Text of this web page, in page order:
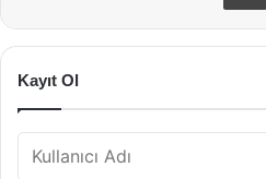
Kayıt Ol